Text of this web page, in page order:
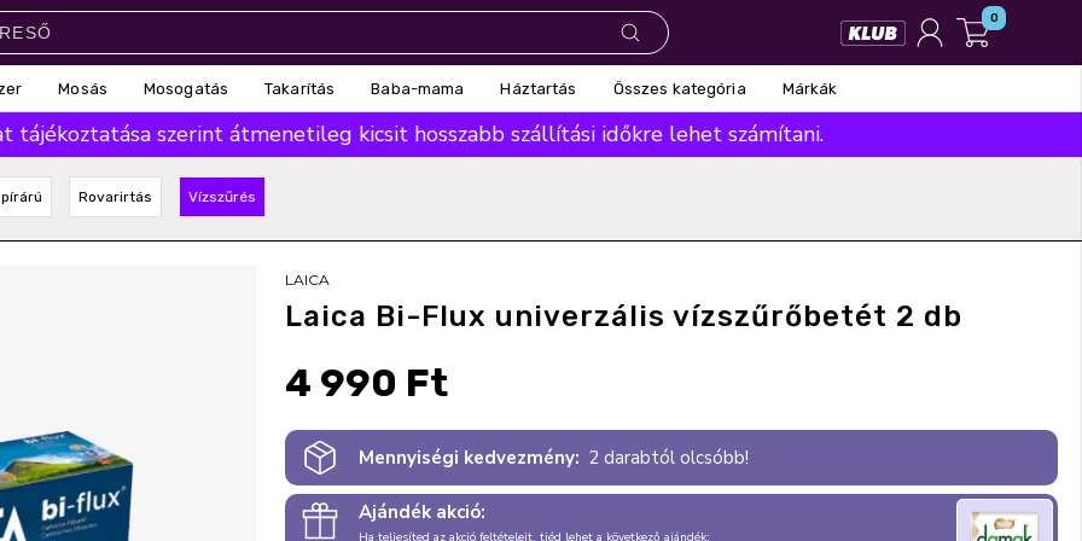
0
Mosás Mosogatás Takarítás Baba-mama Háztartás Összes kategória Márkák
tájékoztatása szerint átmenetileg kicsit hosszabb szállítási időkre lehet számítani.
Rovarirtás Vízszűrés
LAICA
Laica Bi-Flux univerzális vízszűrőbetét 2 db
4 990 Ft
Mennyiségi kedvezmény: 2 darabtól olcsóbb!
Ajándék akció: